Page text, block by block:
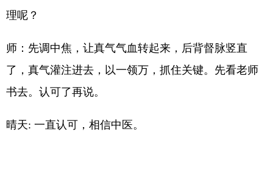
理呢？
师：先调中焦，让真气气血转起来，后背督脉竖直
了，真气灌注进去，以一领万，抓住关键。先看老师
书去。认可了再说。
晴天: 一直认可，相信中医。